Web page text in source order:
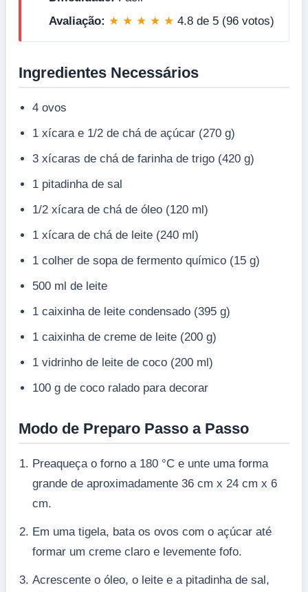
Avaliação: ★ ★ ★ ★ ★ 4.8 de 5 (96 votos)
Ingredientes Necessários
4 ovos
1 xícara e 1/2 de chá de açúcar (270 g)
3 xícaras de chá de farinha de trigo (420 g)
1 pitadinha de sal
1/2 xícara de chá de óleo (120 ml)
1 xícara de chá de leite (240 ml)
1 colher de sopa de fermento químico (15 g)
500 ml de leite
1 caixinha de leite condensado (395 g)
1 caixinha de creme de leite (200 g)
1 vidrinho de leite de coco (200 ml)
100 g de coco ralado para decorar
Modo de Preparo Passo a Passo
Preaqueça o forno a 180 °C e unte uma forma
grande de aproximadamente 36 cm x 24 cm x 6
cm.
Em uma tigela, bata os ovos com o açúcar até
formar um creme claro e levemente fofo.
Acrescente o óleo, o leite e a pitadinha de sal,